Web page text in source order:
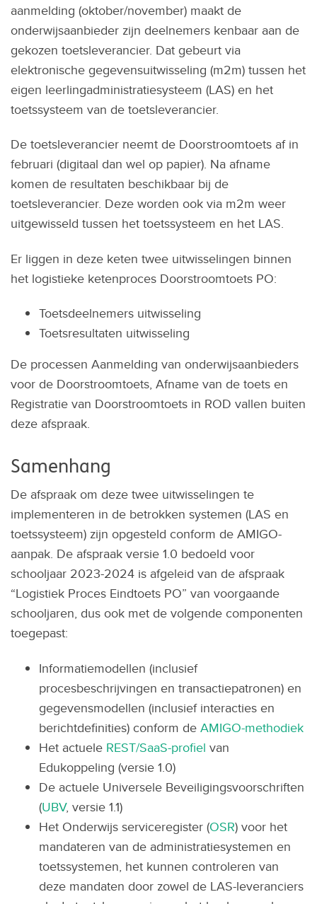
aanmelding (oktober/november) maakt de
onderwijsaanbieder zijn deelnemers kenbaar aan de
gekozen toetsleverancier. Dat gebeurt via
elektronische gegevensuitwisseling (m2m) tussen het
eigen leerlingadministratiesysteem (LAS) en het
toetssysteem van de toetsleverancier.
De toetsleverancier neemt de Doorstroomtoets af in
februari (digitaal dan wel op papier). Na afname
komen de resultaten beschikbaar bij de
toetsleverancier. Deze worden ook via m2m weer
uitgewisseld tussen het toetssysteem en het LAS.
Er liggen in deze keten twee uitwisselingen binnen
het logistieke ketenproces Doorstroomtoets PO:
Toetsdeelnemers uitwisseling
Toetsresultaten uitwisseling
De processen Aanmelding van onderwijsaanbieders
voor de Doorstroomtoets, Afname van de toets en
Registratie van Doorstroomtoets in ROD vallen buiten
deze afspraak.
Samenhang
De afspraak om deze twee uitwisselingen te
implementeren in de betrokken systemen (LAS en
toetssysteem) zijn opgesteld conform de AMIGO-
aanpak. De afspraak versie 1.0 bedoeld voor
schooljaar 2023-2024 is afgeleid van de afspraak
“Logistiek Proces Eindtoets PO” van voorgaande
schooljaren, dus ook met de volgende componenten
toegepast:
Informatiemodellen (inclusief
procesbeschrijvingen en transactiepatronen) en
gegevensmodellen (inclusief interacties en
berichtdefinities) conform de AMIGO-methodiek
Het actuele REST/SaaS-profiel van
Edukoppeling (versie 1.0)
De actuele Universele Beveiligingsvoorschriften
(UBV, versie 1.1)
Het Onderwijs serviceregister (OSR) voor het
mandateren van de administratiesystemen en
toetssystemen, het kunnen controleren van
deze mandaten door zowel de LAS-leveranciers